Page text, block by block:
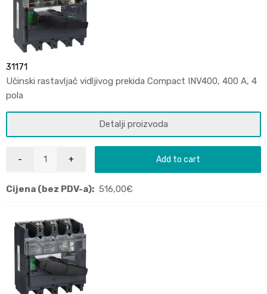
31171
Učinski rastavljač vidljivog prekida Compact INV400, 400 A, 4
pola
Detalji proizvoda
Add to cart
Cijena (bez PDV-a): 516,00€